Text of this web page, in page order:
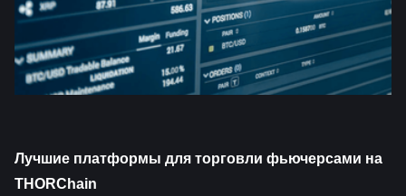
Лучшие платформы для торговли фьючерсами на
THORChain